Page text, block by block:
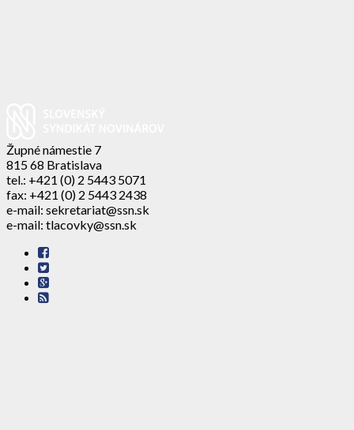
Župné námestie 7
815 68 Bratislava
tel.: +421 (0) 2 5443 5071
fax: +421 (0) 2 5443 2438
e-mail: sekretariat@ssn.sk
e-mail: tlacovky@ssn.sk